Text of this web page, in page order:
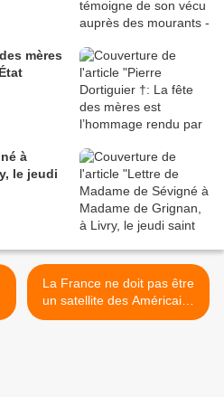
à
le jeudi
La France ne doit pas être
un satellite des Américains
(Charles de Gaulle) >